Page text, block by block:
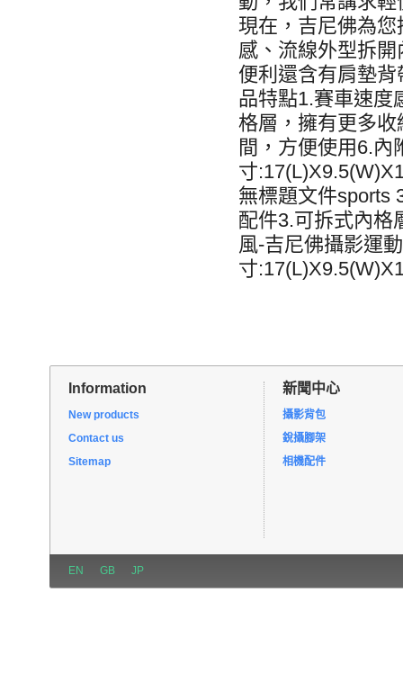
現在，吉尼佛為
感、流線外型拆
便利還含有肩墊
品特點1.賽車速度
格層，擁有更多
間，方便使用6.內
寸
無標題文件sports
配件3.可拆式內格
風-吉尼佛攝影運
寸
Information
New products
Contact us
Sitemap
EN GB JP
新聞中心
攝影背包
銳攝腳架
相機配件